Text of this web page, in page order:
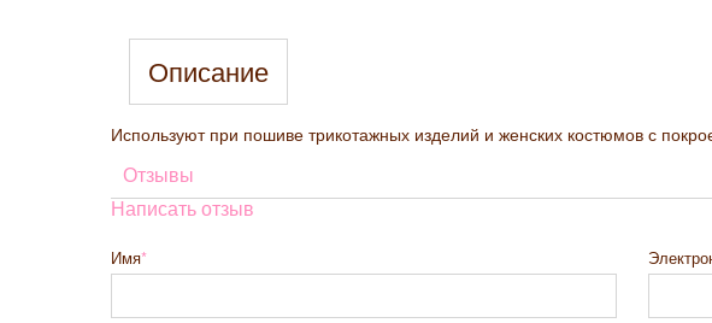
Описание
Используют при пошиве трикотажных изделий и женских костюмов с
Отзывы
Написать отзыв
Имя